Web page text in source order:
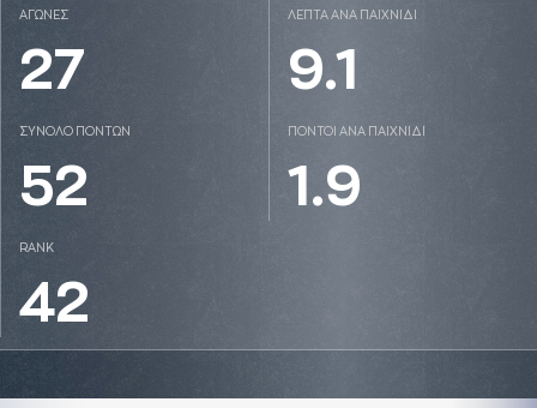
ΑΓΩΝΕΣ
27
ΛΕΠΤΑ ΑΝΑ ΠΑΙΧΝΙΔΙ
9.1
ΣΥΝΟΛΟ ΠΟΝΤΩΝ
52
ΠΟΝΤΟΙ ΑΝΑ ΠΑΙΧΝΙΔΙ
1.9
RANK
42